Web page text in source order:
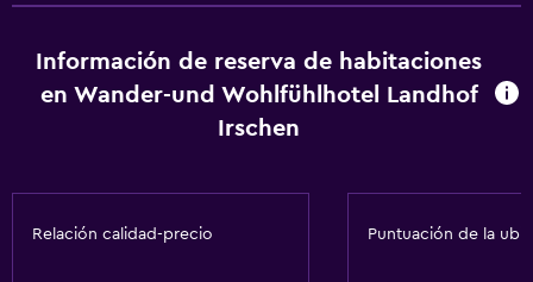
Información de reserva de habitaciones
en Wander-und Wohlfühlhotel Landhof
Irschen
Relación calidad-precio Puntuación de la